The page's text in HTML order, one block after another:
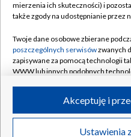
Naziemna Telewizja
Rada Programowa
System NOS
Informacje o nadawcy
Program dla prasy
©2026 Telewizja
mierzenia ich skuteczności) i
także zgody na udostępnianie przez
Twoje dane osobowe zbierane
poszczególnych serwisówzwanych
zapisywane za pomocą technologii
WWW lub innych podobnych
ruchu w Internecie.
Twoje dane osobowe zbierane
Ustawienia
Akceptuję i